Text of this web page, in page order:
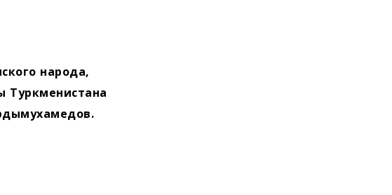
народа,
Туркменистана